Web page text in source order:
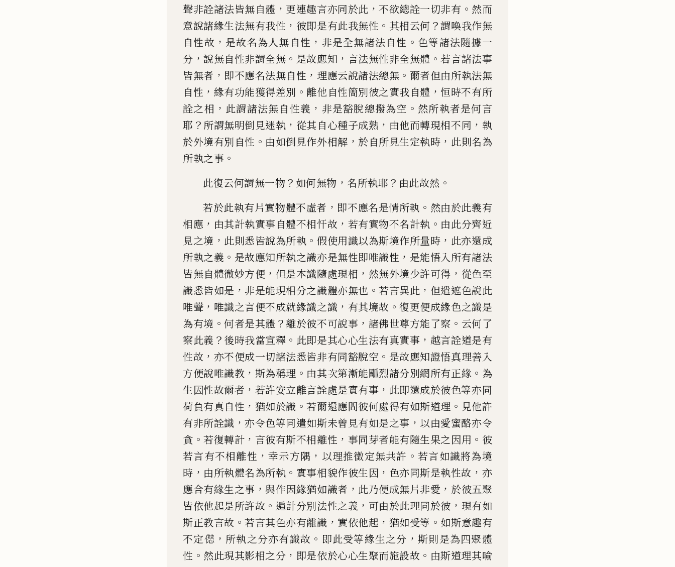
聲非詮諸法皆無自體 ， 更連趣言亦同於此 ，不欲總詮一切非有 。 然而
意說諸緣生法無有我性 ， 彼即是有此我無性 。 其相云何 ？謂喚我作無
自性故 ， 是故名為人無自性 ， 非是全無諸法自性 。 色等諸法隨據一
分 ，說無自性非謂全無 。 是故應知 ， 言法無性非全無體 。若言諸法事
皆無者 ， 即不應名法無自性 ， 理應云說諸法總無 。 爾者但由所執法無
自性 ， 緣有功能獲得差別 。 離他自性簡別彼之實我自體 ， 恒時不有所
詮之相 ， 此謂諸法無自性義 ， 非是豁脫總撥為空 。 然所執者是何言
耶 ？ 所謂無明倒見迷執 ， 從其 自心種子成熟 ， 由他而轉現相不同 ， 執
於外境有別自性 。 由如倒見作外相解 ， 於自所見生定執時 ， 此則名為
所執之事 。
此復云何謂無一物？ 如何無物 ， 名所執耶 ？ 由此故然 。
若於此執有片實物體不虛者 ， 即不應名是情所執 。 然由於此義有
相應 ， 由其計執實事自體不相忓故 ， 若有實物不名計執 。 由此分齊近
見之境 ， 此則悉皆說為所執 。 假使用識以為斯境作所量時 ， 此亦還成
所執之義 。 是故應知所執之識亦是無性即唯識性 ， 是能悟入所有諸法
皆無自體微妙方便 ， 但是本識隨處現相 ， 然無外境少許可得 ， 從色至
識悉皆如是 ， 非是能現相分之識體亦無也 。若言異此 ， 但遣遮色說此
唯聲 ， 唯識之言便不成就緣識之識 ， 有其境故 。復更便成緣色之識是
為有境 。何者是其體 ？ 離於彼不可說事 ， 諸佛世尊方能了察 。 云何了
察此義 ？ 後時我當宣釋 。 此即是其心心生法有真實事 ， 越言詮道是有
性故 ， 亦不便成一切諸法悉皆非有同豁脫空 。 是故應知證悟真理善入
方便說唯識教 ， 斯為稱理 。 由其次第漸能爴烈諸分別網所有正緣 。 為
生因性故爾者 ， 若許安立離言詮處是實有事 ， 此即還成於彼色等亦同
荷負有真自性 ， 猶如於識 。若爾還應問彼何處得有如斯道理 。 見他許
有非所詮識 ，亦令色等同遣如斯未曾見有如是之事 ， 以由愛蜜酪亦令
貪 。若復轉計 ， 言彼有斯不相離性 ， 事同芽者能有隨生果之因用 。 彼
若言有不相離性 ，幸示方隅 ， 以理推徵定無共許 。 若言如識將為境
時 ， 由所執體名為所執 。 實事相貌作彼生因 ， 色亦同斯是執性故 ， 亦
應合有緣生之事 ，與作因緣猶如識者 ， 此乃便成無片非愛 ， 於彼五聚
皆依他起是所許故 。 遍計分別法性之義 ， 可由於此理同於彼 ， 現有如
斯正教言故 。若言其色亦有離識 ， 實依他起 ， 猶如受等 。 如斯意趣有
不定𠎝 ， 所執之分亦有識故 。 即此受等緣生之分 ， 斯則是為四聚體
性 。 然此現其影相之分 ， 即是依於心心生聚而施設故 。 由斯道理其喻